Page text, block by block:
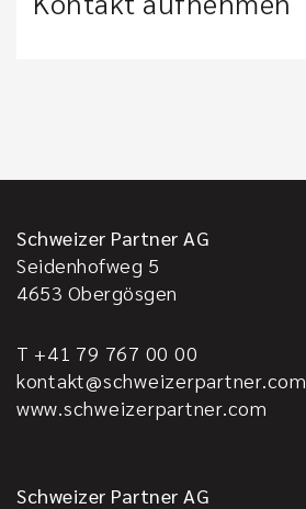
Schweizer Partner AG
Seidenhofweg 5
4653 Obergösgen
T +41 79 767 00 00
kontakt@schweizerpartner.com
www.schweizerpartner.com
Schweizer Partner AG